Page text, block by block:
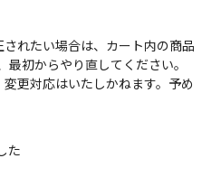
れたい場合は、カート内の商品
初からやり直してください。
更対応はいたしかねます。予め
た